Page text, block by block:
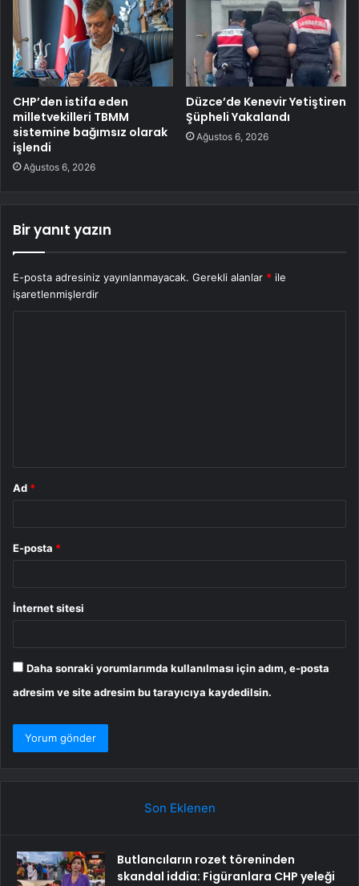
CHP’den istifa eden
milletvekilleri TBMM
sistemine bağımsız olarak
işlendi
Ağustos 6, 2026
Düzce’de Kenevir Yetiştiren
Şüpheli Yakalandı
Ağustos 6, 2026
Bir yanıt yazın
E-posta adresiniz yayınlanmayacak. Gerekli alanlar * ile
işaretlenmişlerdir
Ad *
E-posta *
İnternet sitesi
Daha sonraki yorumlarımda kullanılması için adım, e-posta
adresim ve site adresim bu tarayıcıya kaydedilsin.
Son Eklenen
Butlancıların rozet töreninden
skandal iddia: Figüranlara CHP yeleği